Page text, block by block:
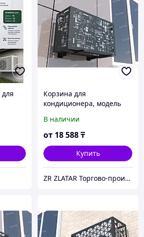
Корзина для
кондиционера, модель
В наличии
от 18 588₸
Купить
ZR ZLATAR Торгово-производственная Компания.